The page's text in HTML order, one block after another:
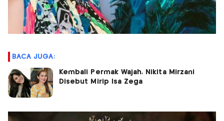
BACA JUGA:
Kembali Permak Wajah, Nikita Mirzani
Disebut Mirip Isa Zega